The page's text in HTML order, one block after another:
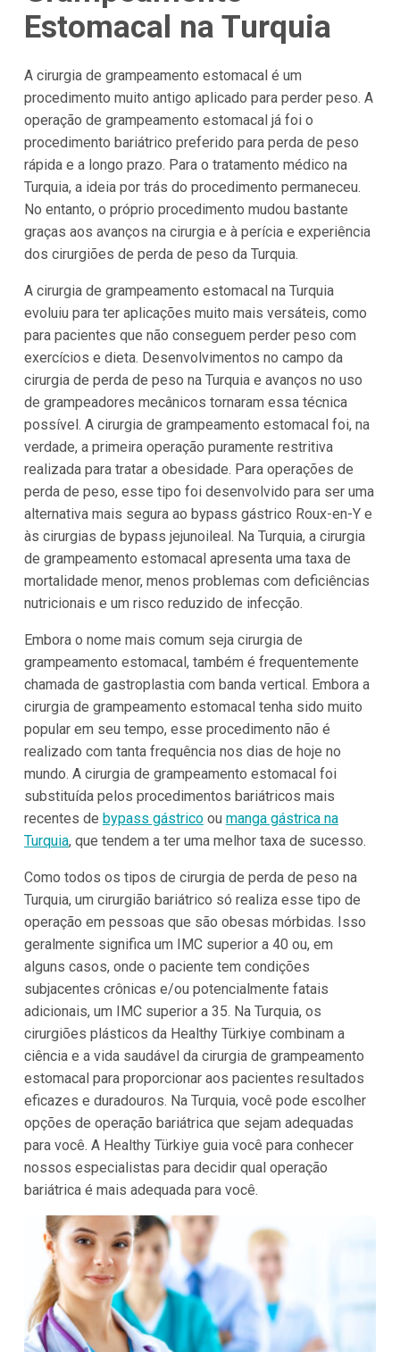
Estomacal na Turquia
A cirurgia de grampeamento estomacal é um
procedimento muito antigo aplicado para perder peso. A
operação de grampeamento estomacal já foi o
procedimento bariátrico preferido para perda de peso
rápida e a longo prazo. Para o tratamento médico na
Turquia, a ideia por trás do procedimento permaneceu.
No entanto, o próprio procedimento mudou bastante
graças aos avanços na cirurgia e à perícia e experiência
dos cirurgiões de perda de peso da Turquia.
A cirurgia de grampeamento estomacal na Turquia
evoluiu para ter aplicações muito mais versáteis, como
para pacientes que não conseguem perder peso com
exercícios e dieta. Desenvolvimentos no campo da
cirurgia de perda de peso na Turquia e avanços no uso
de grampeadores mecânicos tornaram essa técnica
possível. A cirurgia de grampeamento estomacal foi, na
verdade, a primeira operação puramente restritiva
realizada para tratar a obesidade. Para operações de
perda de peso, esse tipo foi desenvolvido para ser uma
alternativa mais segura ao bypass gástrico Roux-en-Y e
às cirurgias de bypass jejunoileal. Na Turquia, a cirurgia
de grampeamento estomacal apresenta uma taxa de
mortalidade menor, menos problemas com deficiências
nutricionais e um risco reduzido de infecção.
Embora o nome mais comum seja cirurgia de
grampeamento estomacal, também é frequentemente
chamada de gastroplastia com banda vertical. Embora a
cirurgia de grampeamento estomacal tenha sido muito
popular em seu tempo, esse procedimento não é
realizado com tanta frequência nos dias de hoje no
mundo. A cirurgia de grampeamento estomacal foi
substituída pelos procedimentos bariátricos mais
recentes de bypass gástricoou manga gástrica na
Turquia, que tendem a ter uma melhor taxa de sucesso.
Como todos os tipos de cirurgia de perda de peso na
Turquia, um cirurgião bariátrico só realiza esse tipo de
operação em pessoas que são obesas mórbidas. Isso
geralmente significa um IMC superior a 40 ou, em
alguns casos, onde o paciente tem condições
subjacentes crônicas e/ou potencialmente fatais
adicionais, um IMC superior a 35. Na Turquia, os
cirurgiões plásticos da Healthy Türkiye combinam a
ciência e a vida saudável da cirurgia de grampeamento
estomacal para proporcionar aos pacientes resultados
eficazes e duradouros. Na Turquia, você pode escolher
opções de operação bariátrica que sejam adequadas
para você. A Healthy Türkiye guia você para conhecer
nossos especialistas para decidir qual operação
bariátrica é mais adequada para você.